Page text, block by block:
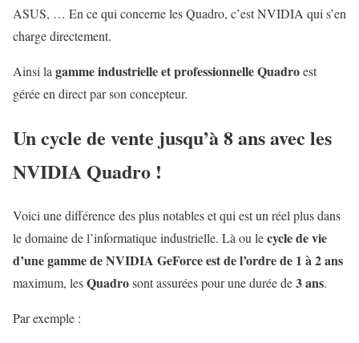
ASUS, … En ce qui concerne les Quadro, c’est NVIDIA qui s’en
charge directement.
Ainsi la gamme industrielle et professionnelle Quadroest
gérée en direct par son concepteur.
Un cycle de vente jusqu’à 8 ans avec les
NVIDIA Quadro !
Voici une différence des plus notables et qui est un réel plus dans
le domaine de l’informatique industrielle. Là ou lecycle de vie
d’une gamme de NVIDIA GeForce est de l’ordre de 1 à 2 ans
maximum, lesQuadrosont assurées pour une durée de3 ans.
Par exemple :